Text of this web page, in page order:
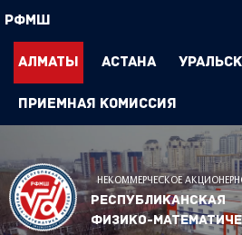
РФМШ
Алматы Астана Уральск
Приемная комиссия
НЕКОММЕРЧЕСКОЕ
Республиканская
физико-